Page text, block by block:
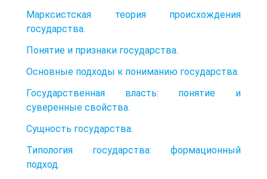
Марксистская теория происхождения
государства.
Понятие и признаки государства.
Основные подходы к пониманию государства.
Государственная власть: понятие и
суверенные свойства.
Сущность государства.
Типология государства: формационный
подход.